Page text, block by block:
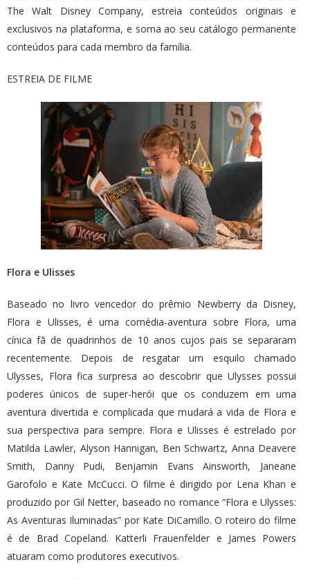
The Walt Disney Company, estreia conteúdos originais e
exclusivos na plataforma, e soma ao seu catálogo permanente
conteúdos para cada membro da família.
ESTREIA DE FILME
Flora e Ulisses
Baseado no livro vencedor do prêmio Newberry da Disney,
Flora e Ulisses, é uma comédia-aventura sobre Flora, uma
cínica fã de quadrinhos de 10 anos cujos pais se separaram
recentemente. Depois de resgatar um esquilo chamado
Ulysses, Flora fica surpresa ao descobrir que Ulysses possui
poderes únicos de super-herói que os conduzem em uma
aventura divertida e complicada que mudará a vida de Flora e
sua perspectiva para sempre. Flora e Ulisses é estrelado por
Matilda Lawler, Alyson Hannigan, Ben Schwartz, Anna Deavere
Smith, Danny Pudi, Benjamin Evans Ainsworth, Janeane
Garofolo e Kate McCucci. O filme é dirigido por Lena Khan e
produzido por Gil Netter, baseado no romance “Flora e Ulysses:
As Aventuras Iluminadas” por Kate DiCamillo. O roteiro do filme
é de Brad Copeland. Katterli Frauenfelder e James Powers
atuaram como produtores executivos.